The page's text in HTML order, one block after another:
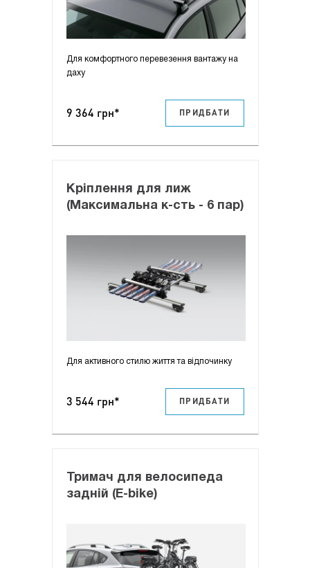
Для комфортного перевезення вантажу на
даху
9 364 грн* ПРИДБАТИ
Кріплення для лиж
(Максимальна к-сть - 6 пар)
Для активного стилю життя та відпочинку
3 544 грн* ПРИДБАТИ
Тримач для велосипеда
задній (E-bike)